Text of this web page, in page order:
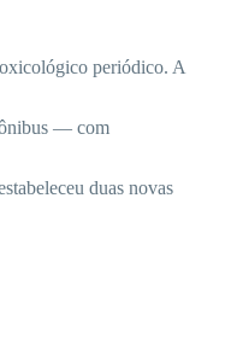
periódico. A
ônibus — com
duas novas